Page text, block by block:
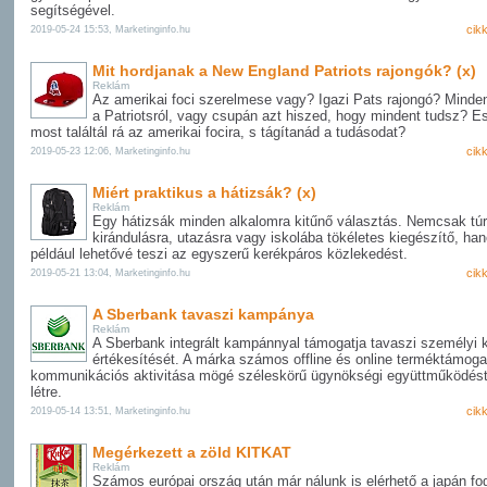
segítségével.
2019-05-24 15:53, Marketinginfo.hu
Mit hordjanak a New England Patriots rajongók? (x)
Reklám
Az amerikai foci szerelmese vagy? Igazi Pats rajongó?
a Patriotsról, vagy csupán azt hiszed, hogy mindent tudsz?
most találtál rá az amerikai focira, s tágítanád a tudásodat?
2019-05-23 12:06, Marketinginfo.hu
Miért praktikus a hátizsák? (x)
Reklám
Egy hátizsák minden alkalomra kitűnő választás. Nemcsak
kirándulásra, utazásra vagy iskolába tökéletes kiegészítő,
például lehetővé teszi az egyszerű kerékpáros közlekedést.
2019-05-21 13:04, Marketinginfo.hu
A Sberbank tavaszi kampánya
Reklám
A Sberbank integrált kampánnyal támogatja tavaszi személyi
értékesítését. A márka számos offline és online
kommunikációs aktivitása mögé széleskörű ügynökségi
létre.
2019-05-14 13:51, Marketinginfo.hu
Megérkezett a zöld KITKAT
Reklám
Számos európai ország után már nálunk is elérhető a japán